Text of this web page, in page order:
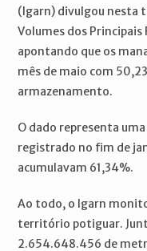
(Igarn) divulgou nesta
Volumes dos
apontando que os
mês de maio com
armazenamento.
O dado representa
registrado no fim de
acumulavam 61,34%.
Ao todo, o Igarn
território potiguar.
2.654.648.456 de